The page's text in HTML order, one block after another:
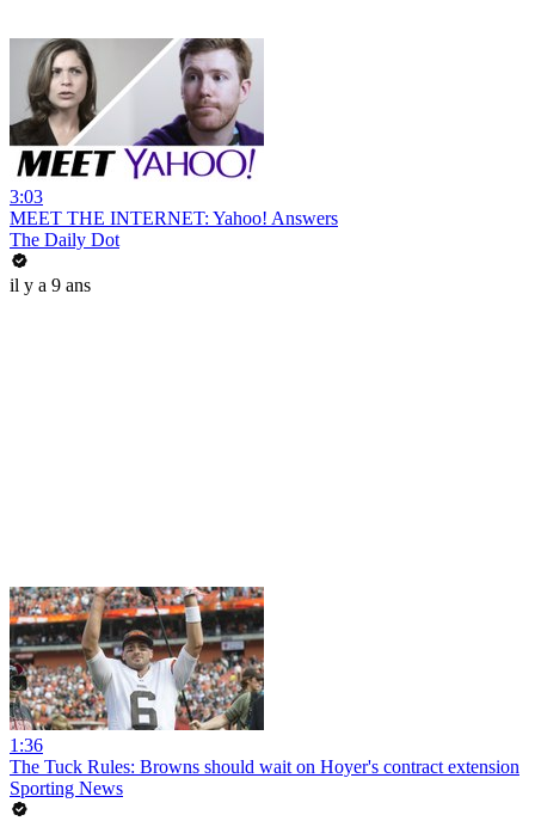
3:03
MEET THE INTERNET: Yahoo! Answers
The Daily Dot
il y a 9 ans
1:36
The Tuck Rules: Browns should wait on Hoyer's contract extension
Sporting News